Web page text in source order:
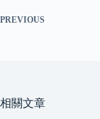
PREVIOUS
相關文章